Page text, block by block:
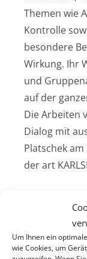
Um Ihnen ein
wie Cookies, um
Themen wie
Kontrolle
besondere
Wirkung. Ihr
und
auf der
Die Arbeiten
Dialog mit
Platschek
der art
Den mit 20